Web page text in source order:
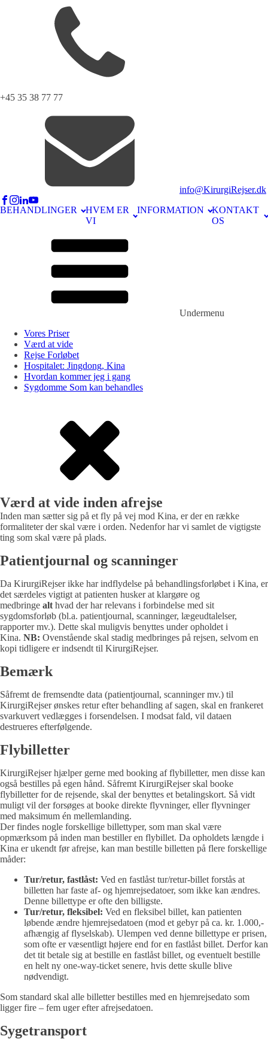
+45 35 38 77 77
info@KirurgiRejser.dk
BEHANDLINGER
HVEM ER
VI
INFORMATION
KONTAKT
OS
Undermenu
Vores Priser
Værd at vide
Rejse Forløbet
Hospitalet: Jingdong, Kina
Hvordan kommer jeg i gang
Sygdomme Som kan behandles
Værd at vide inden afrejse
Inden man sætter sig på et fly på vej mod Kina, er der en række
formaliteter der skal være i orden. Nedenfor har vi samlet de vigtigste
ting som skal være på plads.
Patientjournal og scanninger
Da KirurgiRejser ikke har indflydelse på behandlingsforløbet i Kina, er
det særdeles vigtigt at patienten husker at klargøre og
medbringe alt hvad der har relevans i forbindelse med sit
sygdomsforløb (bl.a. patientjournal, scanninger, lægeudtalelser,
rapporter mv.). Dette skal muligvis benyttes under opholdet i
Kina. NB: Ovenstående skal stadig medbringes på rejsen, selvom en
kopi tidligere er indsendt til KirurgiRejser.
Bemærk
Såfremt de fremsendte data (patientjournal, scanninger mv.) til
KirurgiRejser ønskes retur efter behandling af sagen, skal en frankeret
svarkuvert vedlægges i forsendelsen. I modsat fald, vil dataen
destrueres efterfølgende.
Flybilletter
KirurgiRejser hjælper gerne med booking af flybilletter, men disse kan
også bestilles på egen hånd. Såfremt KirurgiRejser skal booke
flybilletter for de rejsende, skal der benyttes et betalingskort. Så vidt
muligt vil der forsøges at booke direkte flyvninger, eller flyvninger
med maksimum én mellemlanding.
Der findes nogle forskellige billettyper, som man skal være
opmærksom på inden man bestiller en flybillet. Da opholdets længde i
Kina er ukendt før afrejse, kan man bestille billetten på flere forskellige
måder:
Tur/retur, fastlåst: Ved en fastlåst tur/retur-billet forstås at
billetten har faste af- og hjemrejsedatoer, som ikke kan ændres.
Denne billettype er ofte den billigste.
Tur/retur, fleksibel: Ved en fleksibel billet, kan patienten
løbende ændre hjemrejsedatoen (mod et gebyr på ca. kr. 1.000,-
afhængig af flyselskab). Ulempen ved denne billettype er prisen,
som ofte er væsentligt højere end for en fastlåst billet. Derfor kan
det tit betale sig at bestille en fastlåst billet, og eventuelt bestille
en helt ny one-way-ticket senere, hvis dette skulle blive
nødvendigt.
Som standard skal alle billetter bestilles med en hjemrejsedato som
ligger fire – fem uger efter afrejsedatoen.
Sygetransport